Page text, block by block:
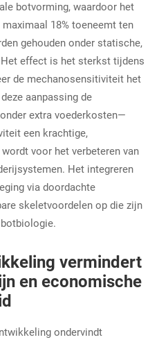
botvorming, waardoor het
18% toeneemt ten
gehouden onder statische,
effect is het sterkst tijdens
de mechanosensitiviteit het
aanpassing de
extra voederkosten—
een krachtige,
voor het verbeteren van
Het integreren
via doordachte
skeletvoordelen op die zijn
vermindert
en economische
ondervindt